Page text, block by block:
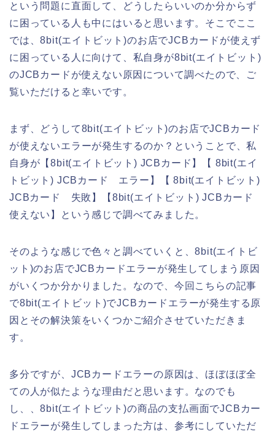
という問題に直面して、どうしたらいいのか分からず
に困っている人も中にはいると思います。そこでここ
では、8bit(エイトビット)のお店でJCBカードが使えず
に困っている人に向けて、私自身が8bit(エイトビット)
のJCBカードが使えない原因について調べたので、ご
覧いただけると幸いです。
まず、どうして8bit(エイトビット)のお店でJCBカード
が使えないエラーが発生するのか？ということで、私
自身が【8bit(エイトビット) JCBカード】【 8bit(エイ
トビット) JCBカード エラー】【 8bit(エイトビット)
JCBカード 失敗】【8bit(エイトビット) JCBカード
使えない】という感じで調べてみました。
そのような感じで色々と調べていくと、8bit(エイトビ
ット)のお店でJCBカードエラーが発生してしまう原因
がいくつか分かりました。なので、今回こちらの記事
で8bit(エイトビット)でJCBカードエラーが発生する原
因とその解決策をいくつかご紹介させていただきま
す。
多分ですが、JCBカードエラーの原因は、ほぼほぼ全
ての人が似たような理由だと思います。なのでも
し、、8bit(エイトビット)の商品の支払画面でJCBカー
ドエラーが発生してしまった方は、参考にしていただ